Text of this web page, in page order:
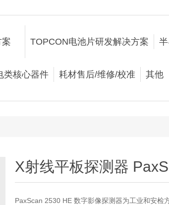
TOPCON电池片研发解决方案
类核心器件 耗材售后/维修/校准 其他
X射线平板探测器
PaxScan 2530 HE 数字影像探测器为工业和安检